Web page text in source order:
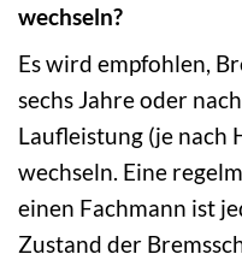
wechseln?
Es wird empfohlen,
sechs Jahre oder
Laufleistung (je nach
wechseln. Eine
einen Fachmann ist
Zustand der